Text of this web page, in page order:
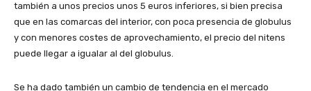
también a unos precios unos 5 euros inferiores, si bien precisa
que en las comarcas del interior, con poca presencia de globulus
y con menores costes de aprovechamiento, el precio del nitens
puede llegar a igualar al del globulus.
Se ha dado también un cambio de tendencia en el mercado